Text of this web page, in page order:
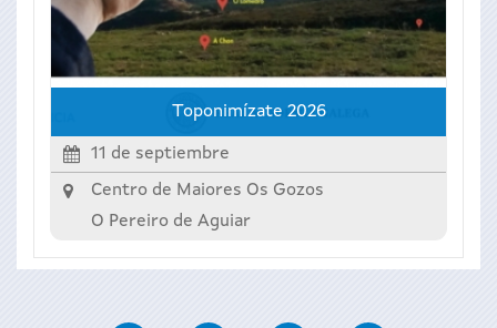
Toponimízate 2026
11 de septiembre
Centro de Maiores Os Gozos
O Pereiro de Aguiar